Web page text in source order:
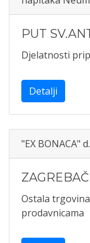
PUT
Djelatnosti
Detalji
"EX BONACA"
Ostala
prodavnicama